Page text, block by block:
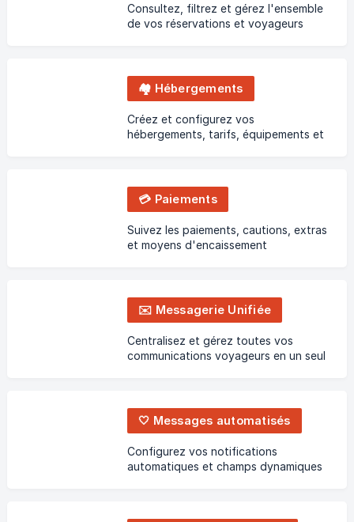
Consultez, filtrez et gérez l'ensemble
de vos réservations et voyageurs
🏘️ Hébergements
Créez et configurez vos
hébergements, tarifs, équipements et
💳 Paiements
Suivez les paiements, cautions, extras
et moyens d'encaissement
✉️ Messagerie Unifiée
Centralisez et gérez toutes vos
communications voyageurs en un seul
🤍 Messages automatisés
Configurez vos notifications
automatiques et champs dynamiques